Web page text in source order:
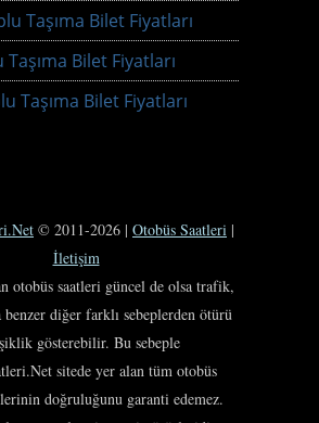
Taşıma Bilet Fiyatları
Bilet Fiyatları
Taşıma Bilet Fiyatları
© 2011-2026 | Otobüs Saatleri |
İletişim
otobüs saatleri güncel de olsa trafik,
benzer diğer farklı sebeplerden ötürü
gösterebilir. Bu sebeple
sitede yer alan tüm otobüs
doğruluğunu garanti edemez.